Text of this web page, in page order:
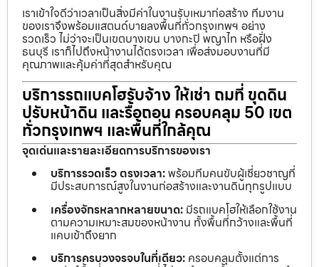
เราเข้าใจดีว่าเวลาเป็นสิ่งมีค่าในงานรับเหมาก่อสร้าง ทีมงาน
ของเราจึงพร้อมแสตนด์บายลงพื้นที่ทั่วกรุงเทพฯ อย่าง
รวดเร็ว ไม่ว่าจะเป็นเขตบางเขน บางกะปิ พญาไท หรือฝั่ง
ธนบุรี เราก็ไปถึงหน้างานได้ตรงเวลา เพื่อส่งมอบงานที่มี
คุณภาพและคุ้มค่าที่สุดสำหรับคุณ
บริการรถแบคโฮรับจ้าง ให้เช่า ถมที่ ขุดดิน
ปรับหน้าดิน และรื้อถอน ครอบคลุม 50 เขต
ทั่วกรุงเทพฯ และพื้นที่ใกล้คุณ
จุดเด่นและรายละเอียดการบริการของเรา
บริการรวดเร็ว ตรงเวลา:พร้อมทีมคนขับผู้เชี่ยวชาญที่
มีประสบการณ์สูงในงานก่อสร้างและงานดินทุกรูปแบบ
เครื่องจักรหลากหลายขนาด: มีรถแบคโฮให้เลือกใช้งาน
ตามความเหมาะสมของหน้างาน ทั้งพื้นที่กว้างและพื้นที่
แคบเข้าถึงยาก
บริการครบวงจรจบในที่เดียว: ครอบคลุมตั้งแต่การ